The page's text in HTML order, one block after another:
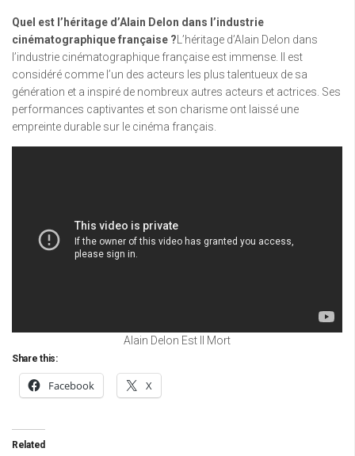
Quel est l’héritage d’Alain Delon dans l’industrie
cinématographique française ? L’héritage d’Alain Delon dans
l’industrie cinématographique française est immense. Il est
considéré comme l’un des acteurs les plus talentueux de sa
génération et a inspiré de nombreux autres acteurs et actrices. Ses
performances captivantes et son charisme ont laissé une
empreinte durable sur le cinéma français.
Alain Delon Est Il Mort
Share this:
Facebook X
Related